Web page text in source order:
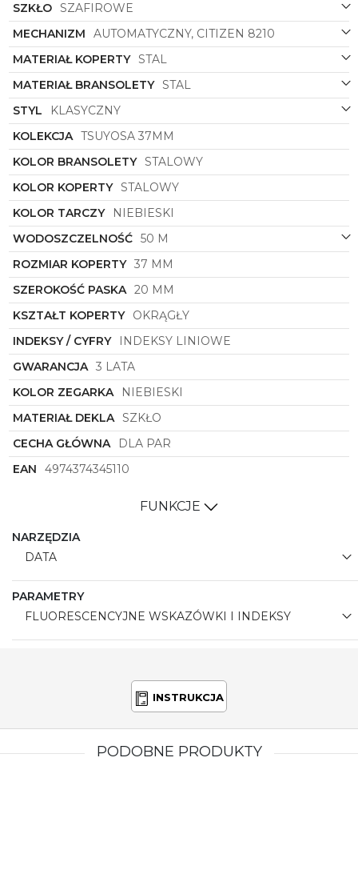
charakteru. Kolorystyka w tonacji stalowej, zarówno
w przypadku bransolety, jak i koperty, sprawia, że
zegarek ten doskonale komponuje się z
różnorodnymi stylizacjami, zarówno formalnymi, jak i
casualowymi.
Niebieska tarcza z delikatnymi elementami
podkreśla elegancję zegarka, nadając mu
wyjątkowego uroku i charakteru. ZegarekCitizen
NJ0200-50Lto nie tylko praktyczne narzędzie do
mierzenia czasu, ale także wyjątkowy dodatek,
który wzbogaci każdą męską garderobę.
Dzięki zastosowaniu szafirowego szkła
mechanicznego, zegarek ten zapewnia nie tylko
doskonałą ochronę tarczy, ale także nadaje mu
niepowtarzalny blask i klarowność. To idealny
wybór dla osób, które doceniają precyzję wykonania
i dbałość o detale.
ZegarekCitizen NJ0200-50L
wszystkich mężczyzn, którzy szukają
ponadczasowej klasyki, połączonej z
nowoczesnością i funkcjonalnością. To nie tylko
zegarek, to prawdziwe dzieło sztuki, które podkreśli
indywidualny styl każdego mężczyzny i sprawi, że
będziecie Państwo cieszyć się z jego noszenia przez
wiele lat.
SZKŁO SZAFIROWE
MECHANIZM
AUTOMATYCZNY, CITIZEN 8210
MATERIAŁ KOPERTY STAL
MATERIAŁ BRANSOLETY STAL
STYL
KLASYCZNY
KOLEKCJA TSUYOSA 37MM
KOLOR BRANSOLETY STALOWY
KOLOR KOPERTY STALOWY
KOLOR TARCZY
NIEBIESKI
WODOSZCZELNOŚĆ 50 M
ROZMIAR KOPERTY 37 MM
SZEROKOŚĆ PASKA 20 MM
KSZTAŁT KOPERTY OKRĄGŁY
INDEKSY / CYFRY
INDEKSY LINIOWE
GWARANCJA 3 LATA
KOLOR ZEGARKA
NIEBIESKI
MATERIAŁ DEKLA SZKŁO
CECHA GŁÓWNA
DLA PAR
EAN
4974374345110
FUNKCJE
NARZĘDZIA
DATA
PARAMETRY
FLUORESCENCYJNE WSKAZÓWKI I INDEKSY
INSTRUKCJA
PODOBNE PRODUKTY